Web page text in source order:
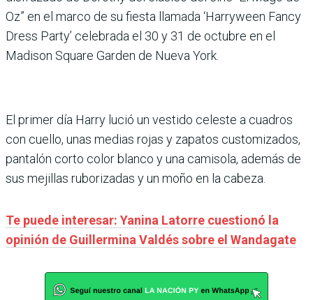
Oz” en el marco de su fiesta llamada ‘Harryween Fancy
Dress Party’ celebrada el 30 y 31 de octubre en el
Madison Square Garden de Nueva York.
El primer día Harry lució un vestido celeste a cuadros
con cuello, unas medias rojas y zapatos customizados,
pantalón corto color blanco y una camisola, además de
sus mejillas ruborizadas y un moño en la cabeza.
Te puede interesar: Yanina Latorre cuestionó la
opinión de Guillermina Valdés sobre el Wandagate